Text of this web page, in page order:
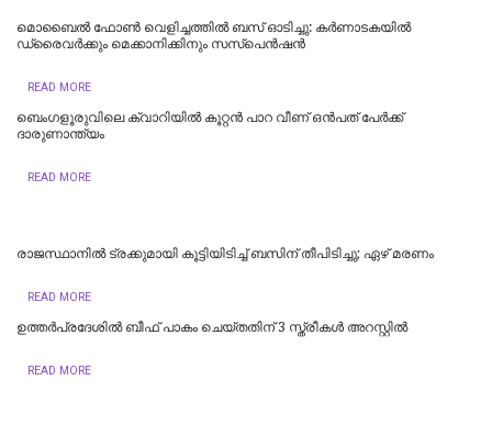
മൊബൈൽ ഫോൺ വെളിച്ചത്തിൽ ബസ് ഓടിച്ചു: കർണാടകയിൽ
ഡ്രൈവർക്കും മെക്കാനിക്കിനും സസ്പെൻഷൻ
READ MORE
ബെംഗളൂരുവിലെ ക്വാറിയിൽ കൂറ്റൻ പാറ വീണ് ഒൻപത് പേർക്ക്
ദാരുണാന്ത്യം
READ MORE
രാജസ്ഥാനില്‍ ട്രക്കുമായി കൂട്ടിയിടിച്ച് ബസിന് തീപിടിച്ചു; ഏഴ് മരണം
READ MORE
ഉത്തര്‍പ്രദേശില്‍ ബീഫ് പാകം ചെയ്തതിന് 3 സ്ത്രീകള്‍ അറസ്റ്റില്‍
READ MORE